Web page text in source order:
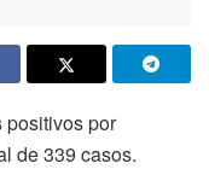
positivos por
de 339 casos.